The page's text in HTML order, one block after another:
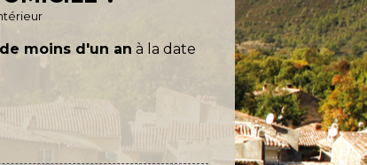
de moins d'un an à la date